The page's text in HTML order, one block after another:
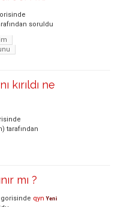
soruldu
kırıldı ne
tarafından
mı ?
qyn Yeni